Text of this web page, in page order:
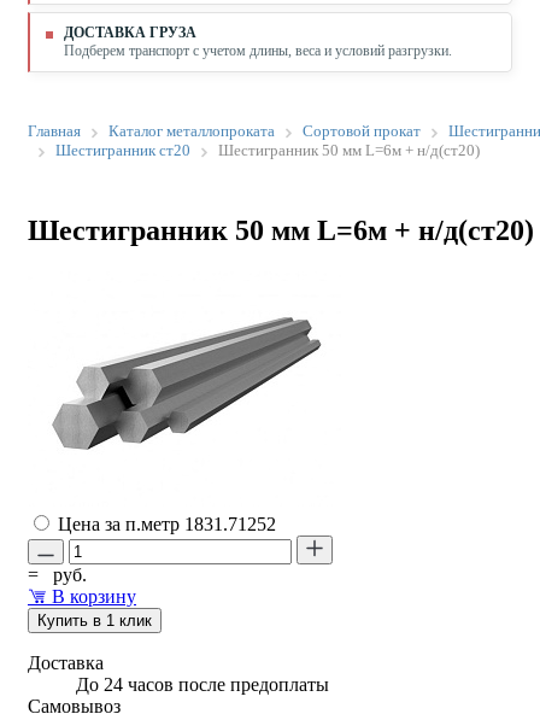
ДОСТАВКА ГРУЗА
Подберем транспорт с учетом длины, веса и условий разгрузки.
Главная Каталог металлопроката Сортовой прокат
Шестигранник ст20
Шестигранник 50 мм L=6м + н/д(ст20)
Шестигранник 50 мм L=6м + н/д(ст20)
Цена за п.метр 1831.71252
=
руб.
В корзину
Купить в 1 клик
Доставка
До 24 часов после предоплаты
Самовывоз